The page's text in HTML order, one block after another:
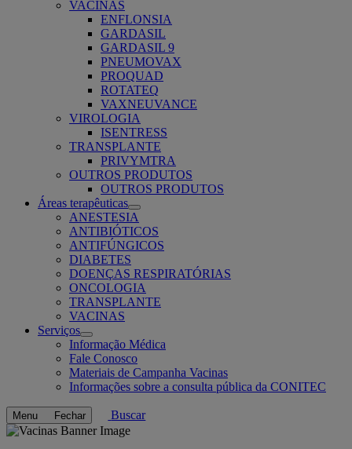
VACINAS
ENFLONSIA
GARDASIL
GARDASIL 9
PNEUMOVAX
PROQUAD
ROTATEQ
VAXNEUVANCE
VIROLOGIA
ISENTRESS
TRANSPLANTE
PRIVYMTRA
OUTROS PRODUTOS
OUTROS PRODUTOS
Áreas terapêuticas
Open
submenu
ANESTESIA
ANTIBIÓTICOS
ANTIFÚNGICOS
DIABETES
DOENÇAS RESPIRATÓRIAS
ONCOLOGIA
TRANSPLANTE
VACINAS
Serviços
Open
submenu
Informação Médica
Fale Conosco
Materiais de Campanha Vacinas
Informações sobre a consulta pública da CONITEC
Menu Fechar Buscar